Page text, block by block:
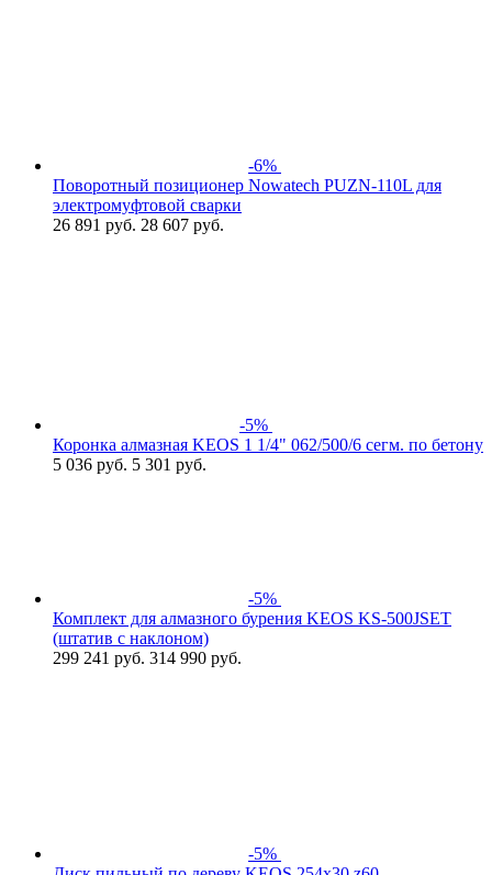
-6%
Поворотный позиционер Nowatech PUZN-110L для
электромуфтовой сварки
26 891 руб. 28 607 руб.
-5%
Коронка алмазная KEOS 1 1/4" 062/500/6 сегм. по бетону
5 036 руб. 5 301 руб.
-5%
Комплект для алмазного бурения KEOS KS-500JSET
(штатив с наклоном)
299 241 руб. 314 990 руб.
-5%